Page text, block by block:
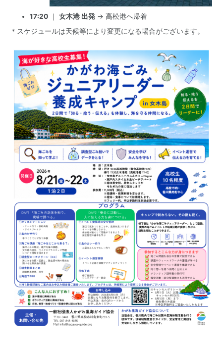
17:20 ｜ 女木港 出発 → 高松港へ帰着
＊スケジュールは天候等により変更になる場合がございます。